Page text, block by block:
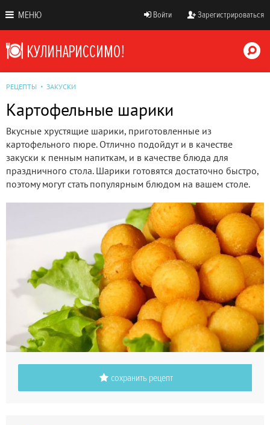
МЕНЮ Войти Зарегистрироваться
РЕЦЕПТЫ ЗАКУСКИ
Картофельные шарики
Вкусные хрустящие шарики, приготовленные из
картофельного пюре. Отлично подойдут и в качестве
закуски к пенным напиткам, и в качестве блюда для
праздничного стола. Шарики готовятся достаточно быстро,
поэтому могут стать популярным блюдом на вашем столе.
сохранить рецепт